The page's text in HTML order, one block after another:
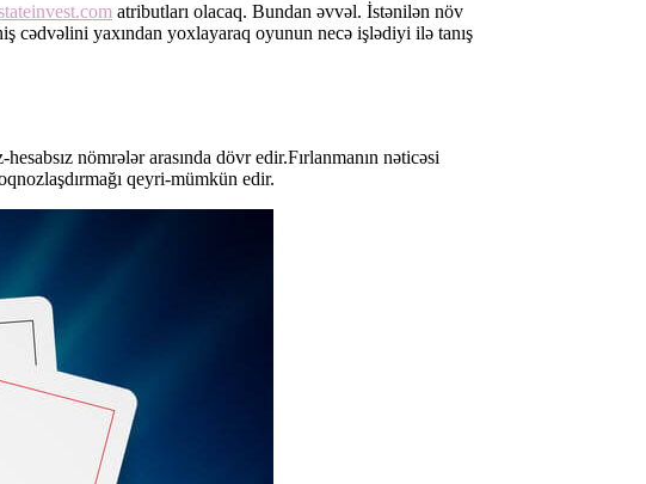
atributları olacaq. Bundan əvvəl. İstənilən növ
cədvəlini yaxından yoxlayaraq oyunun necə işlədiyi ilə tanış
nömrələr arasında dövr edir.Fırlanmanın nəticəsi
qeyri-mümkün edir.